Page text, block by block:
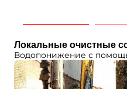
Локальные очистные
Водопонижение с